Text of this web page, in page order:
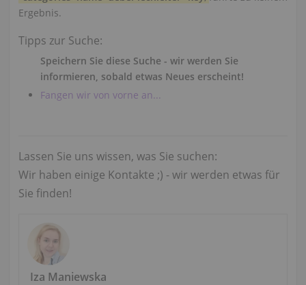
Ergebnis.
Tipps zur Suche:
Speichern Sie diese Suche - wir werden Sie
informieren, sobald etwas Neues erscheint!
Fangen wir von vorne an...
Lassen Sie uns wissen, was Sie suchen:
Wir haben einige Kontakte ;) - wir werden etwas für
Sie finden!
Iza Maniewska